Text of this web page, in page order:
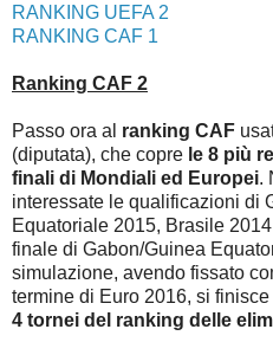
RANKING UEFA 2
RANKING CAF 1
Ranking CAF 2
Passo ora al ranking CAF
(diputata), che copre le 8 più
finali di Mondiali ed Europei.
interessate le qualificazioni di
Equatoriale 2015, Brasile
finale di Gabon/Guinea
simulazione, avendo fissato
termine di Euro 2016, si
4 tornei del ranking delle